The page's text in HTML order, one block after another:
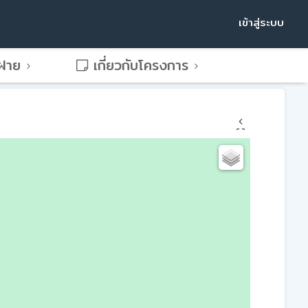
เข้าสู่ระบบ
ย เกี่ยวกับโครงการ